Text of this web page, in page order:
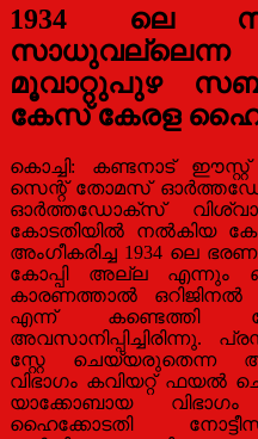
1934 ലെ
മൂവാറ്റുപുഴ സബ്
കേസ് കേരള
കൊച്ചി: കണ്ടനാട് ഈസ്റ്റ്‌
സെന്റ് തോമസ്‌
ഓര്‍ത്തഡോക്സ്
കോടതിയില്‍ നല്‍കിയ
അംഗീകരിച്ച 1934 ലെ
കോപ്പി അല്ല എന്നും
കാരണത്താല്‍ ഒറിജിനല്‍
എന്ന്
അവസാനിപ്പിച്ചിരിന്നു.
സ്റ്റേ ചെയ്യരുതെന്ന
വിഭാഗം കവിയറ്റ് ഫയല്‍
യാക്കോബായ വിഭാഗം
ഹൈക്കോടതി